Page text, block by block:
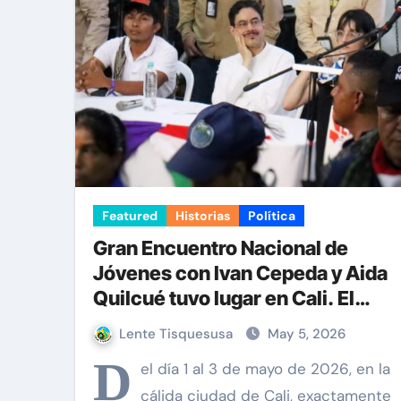
¿Cómo descargar archivos
Constituyente: ¿un capricho
¿De dónde proviene el odio
Cómo eliminar (casi) toda la
Una alternativa fiable a
Featured Historias Política
Gran Encuentro Nacional de
Jóvenes con Ivan Cepeda y Aida
Quilcué tuvo lugar en Cali. El
compromiso de la juventud
colombiana continúa
Lente Tisquesusa May 5, 2026
D el día 1 al 3 de mayo de 2026, en la
cálida ciudad de Cali, exactamente